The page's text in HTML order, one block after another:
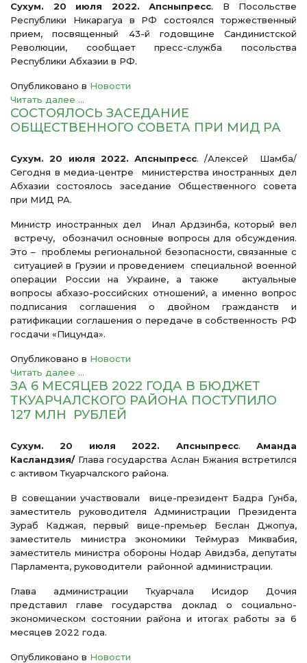
Сухум. 20 июля 2022. Апсныпресс. В Посольстве
Республики Никарагуа в РФ состоялся торжественный
прием, посвященный 43-й годовщине Сандинистской
Революции, сообщает пресс-служба посольства
Республики Абхазии в РФ.
Опубликовано в Новости
Читать далее ...
СОСТОЯЛОСЬ ЗАСЕДАНИЕ
ОБЩЕСТВЕННОГО СОВЕТА ПРИ МИД РА
Сухум. 20 июля 2022. Апсныпресс. /Алексей Шамба/
Сегодня в медиа-центре министерства иностранных дел
Абхазии состоялось заседание Общественного совета
при МИД РА.
Министр иностранных дел Инал Ардзинба, который вел
встречу, обозначил основные вопросы для обсуждения.
Это – проблемы региональной безопасности, связанные с
ситуацией в Грузии и проведением специальной военной
операции России на Украине, а также актуальные
вопросы абхазо-российских отношений, а именно вопрос
подписания соглашения о двойном гражданств и
ратификации соглашения о передаче в собственность РФ
госдачи «Пицунда».
Опубликовано в Новости
Читать далее ...
ЗА 6 МЕСЯЦЕВ 2022 ГОДА В БЮДЖЕТ
ТКУАРЧАЛСКОГО РАЙОНА ПОСТУПИЛО
127 МЛН РУБЛЕЙ
Сухум. 20 июля 2022. Апсныпресс.Аманда
Касландзия/Глава государства Аслан Бжания встретился
с активом Ткуарчалского района.
В совещании участвовали вице-президент Бадра Гунба,
заместитель руководителя Администрации Президента
Зураб Каджая, первый вице-премьер Беслан Джопуа,
заместитель министра экономики Теймураз Миквабия,
заместитель министра обороны Нодар Авидзба, депутаты
Парламента, руководители районной администрации.
Глава администрации Ткуарчала Исидор Дочия
представил главе государства доклад о социально-
экономическом состоянии района и итогах работы за 6
месяцев 2022 года.
Опубликовано в Новости